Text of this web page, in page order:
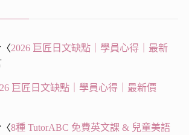
2026 巨匠日文缺點｜學員心得｜最新
巨匠日文缺點｜學員心得｜最新價
8種 TutorABC 免費英文課 & 兒童美語